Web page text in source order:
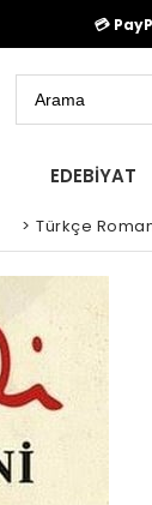
💳
EDEBİYAT
> Türkçe